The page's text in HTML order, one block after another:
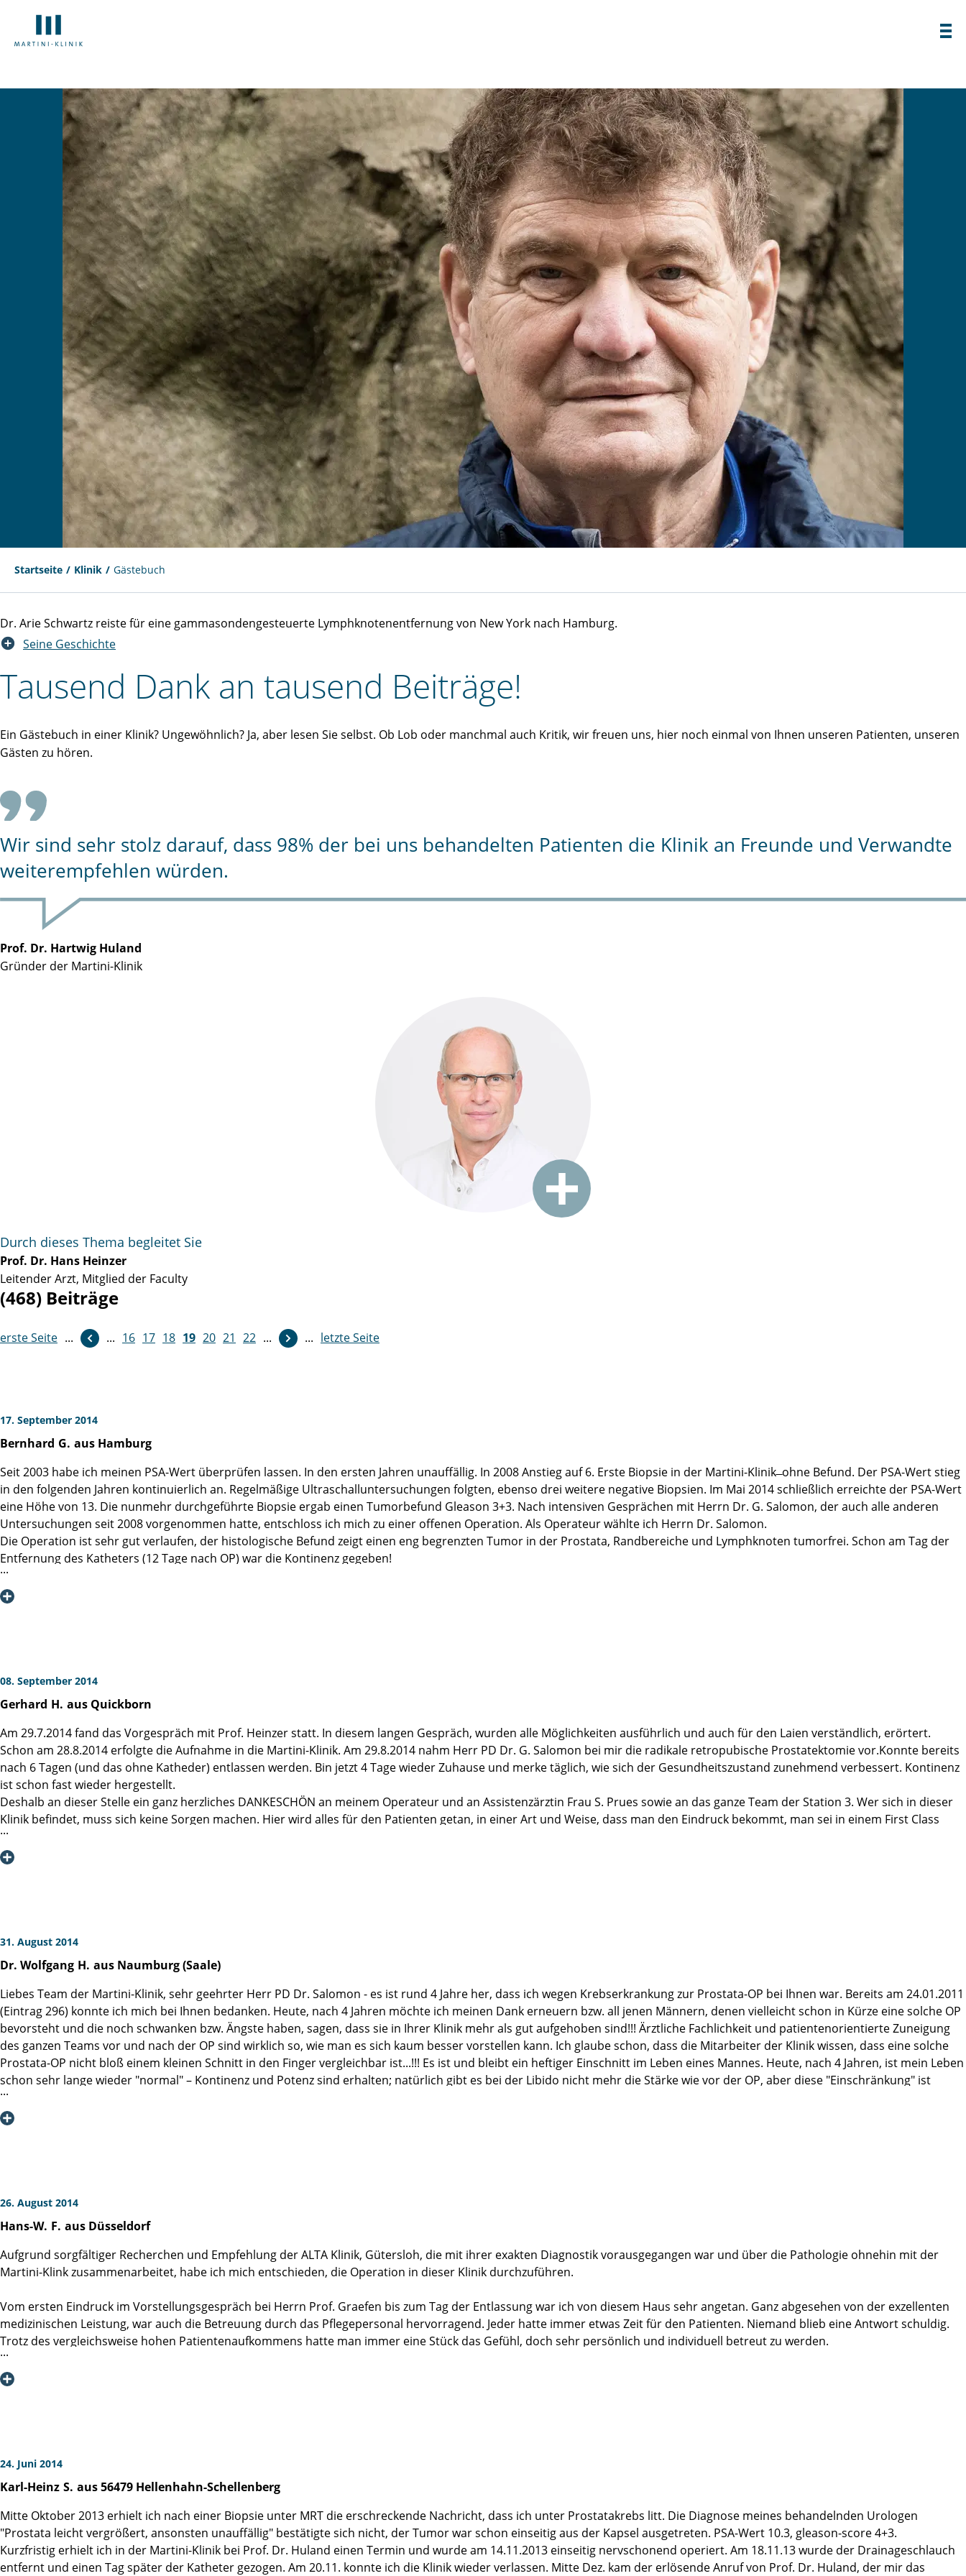
Startseite Klinik Gästebuch
Dr. Arie Schwartz reiste für eine gammasondengesteuerte Lymphknotenentfernung von New York nach Hamburg.
Seine Geschichte
Tausend Dank an tausend Beiträge!
Ein Gästebuch in einer Klinik? Ungewöhnlich? Ja, aber lesen Sie selbst. Ob Lob oder manchmal auch Kritik, wir freuen uns, hier noch einmal von Ihnen unseren Patienten, unseren
Gästen zu hören.
Wir sind sehr stolz darauf, dass 98% der bei uns behandelten Patienten die Klinik an Freunde und Verwandte
weiterempfehlen würden.
Prof. Dr. Hartwig Huland
Gründer der Martini-Klinik
Durch dieses Thema begleitet Sie
Prof. Dr. Hans Heinzer
Leitender Arzt, Mitglied der Faculty
(468) Beiträge
erste Seite ... ... 16 17 18 19 20 21 22 ...
weiter ... letzte Seite
17. September 2014
Bernhard G. aus Hamburg
Seit 2003 habe ich meinen PSA-Wert überprüfen lassen. In den ersten Jahren unauffällig. In 2008 Anstieg auf 6. Erste Biopsie in der Martini-Klinik ̶ ohne Befund. Der PSA-Wert stieg
in den folgenden Jahren kontinuierlich an. Regelmäßige Ultraschalluntersuchungen folgten, ebenso drei weitere negative Biopsien. Im Mai 2014 schließlich erreichte der PSA-Wert
eine Höhe von 13. Die nunmehr durchgeführte Biopsie ergab einen Tumorbefund Gleason 3+3. Nach intensiven Gesprächen mit Herrn Dr. G. Salomon, der auch alle anderen
Untersuchungen seit 2008 vorgenommen hatte, entschloss ich mich zu einer offenen Operation. Als Operateur wählte ich Herrn Dr. Salomon.
Die Operation ist sehr gut verlaufen, der histologische Befund zeigt einen eng begrenzten Tumor in der Prostata, Randbereiche und Lymphknoten tumorfrei. Schon am Tag der
Entfernung des Katheters (12 Tage nach OP) war die Kontinenz gegeben!
Endlich fühle ich mich frei von Ängsten und sehe positiv in die Zukunft. Ich bin Herrn Dr. Salomon und den anderen Ärzten unendlich dankbar für die hervorragende Arbeit.
Dankbar bin ich auch dafür, dass der PSA-Wert und seine Entwicklung in all den Jahren ernst genommen wurde ̶ wie hätte sonst der Tumor rechtzeitig entdeckt werden können!
08. September 2014
Gerhard H. aus Quickborn
Am 29.7.2014 fand das Vorgespräch mit Prof. Heinzer statt. In diesem langen Gespräch, wurden alle Möglichkeiten ausführlich und auch für den Laien verständlich, erörtert.
Schon am 28.8.2014 erfolgte die Aufnahme in die Martini-Klinik. Am 29.8.2014 nahm Herr PD Dr. G. Salomon bei mir die radikale retropubische Prostatektomie vor.Konnte bereits
nach 6 Tagen (und das ohne Katheder) entlassen werden. Bin jetzt 4 Tage wieder Zuhause und merke täglich, wie sich der Gesundheitszustand zunehmend verbessert. Kontinenz
ist schon fast wieder hergestellt.
Deshalb an dieser Stelle ein ganz herzliches DANKESCHÖN an meinem Operateur und an Assistenzärztin Frau S. Prues sowie an das ganze Team der Station 3. Wer sich in dieser
Klinik befindet, muss sich keine Sorgen machen. Hier wird alles für den Patienten getan, in einer Art und Weise, dass man den Eindruck bekommt, man sei in einem First Class
Hotel. Unfreundlichkeit gibt's hier nicht . Und wer es nicht glaubt, ab 17 Uhr ist sogar ein Gläschen Wein oder Bier erlaubt.
Zusammenfassend sei gesagt: Wer dieses Leiden hat, sollte in die Martini-Klinik gehen. Ich werde sie uneingeschränkt jedem weiterempfehlen.
31. August 2014
Dr. Wolfgang H. aus Naumburg (Saale)
Liebes Team der Martini-Klinik, sehr geehrter Herr PD Dr. Salomon - es ist rund 4 Jahre her, dass ich wegen Krebserkrankung zur Prostata-OP bei Ihnen war. Bereits am 24.01.2011
(Eintrag 296) konnte ich mich bei Ihnen bedanken. Heute, nach 4 Jahren möchte ich meinen Dank erneuern bzw. all jenen Männern, denen vielleicht schon in Kürze eine solche OP
bevorsteht und die noch schwanken bzw. Ängste haben, sagen, dass sie in Ihrer Klinik mehr als gut aufgehoben sind!!! Ärztliche Fachlichkeit und patientenorientierte Zuneigung
des ganzen Teams vor und nach der OP sind wirklich so, wie man es sich kaum besser vorstellen kann. Ich glaube schon, dass die Mitarbeiter der Klinik wissen, dass eine solche
Prostata-OP nicht bloß einem kleinen Schnitt in den Finger vergleichbar ist...!!! Es ist und bleibt ein heftiger Einschnitt im Leben eines Mannes. Heute, nach 4 Jahren, ist mein Leben
schon sehr lange wieder "normal" – Kontinenz und Potenz sind erhalten; natürlich gibt es bei der Libido nicht mehr die Stärke wie vor der OP, aber diese "Einschränkung" ist
minimal und lässt sich außerdem medikamentös behandeln, wenn man möchte. Ein ganz befreiendes Gefühl ist es, wenn man weiß, dass man nicht mehr auf einem Pulverfass
sitzt, welches jeden Moment explodieren könnte (z.B. Metastasen). Also – was letztlich bleibt, ist große Dankbarkeit an jene Mediziner, die es mir ermöglicht haben, trotz totaler
26. August 2014
Hans-W. F. aus Düsseldorf
Aufgrund sorgfältiger Recherchen und Empfehlung der ALTA Klinik, Gütersloh, die mit ihrer exakten Diagnostik vorausgegangen war und über die Pathologie ohnehin mit der
Martini-Klink zusammenarbeitet, habe ich mich entschieden, die Operation in dieser Klinik durchzuführen.
Vom ersten Eindruck im Vorstellungsgespräch bei Herrn Prof. Graefen bis zum Tag der Entlassung war ich von diesem Haus sehr angetan. Ganz abgesehen von der exzellenten
medizinischen Leistung, war auch die Betreuung durch das Pflegepersonal hervorragend. Jeder hatte immer etwas Zeit für den Patienten. Niemand blieb eine Antwort schuldig.
Trotz des vergleichsweise hohen Patientenaufkommens hatte man immer eine Stück das Gefühl, doch sehr persönlich und individuell betreut zu werden.
Zwei Wochen nach meiner Operation fühle ich mich gesundheitlich schon wieder sehr wohl. Inkontinenz hat es bei mir vom ersten Tag nach dem Ziehen des Katheters schon
24. Juni 2014
Karl-Heinz S. aus 56479 Hellenhahn-Schellenberg
Mitte Oktober 2013 erhielt ich nach einer Biopsie unter MRT die erschreckende Nachricht, dass ich unter Prostatakrebs litt. Die Diagnose meines behandelnden Urologen
"Prostata leicht vergrößert, ansonsten unauffällig" bestätigte sich nicht, der Tumor war schon einseitig aus der Kapsel ausgetreten. PSA-Wert 10.3, gleason-score 4+3.
Kurzfristig erhielt ich in der Martini-Klinik bei Prof. Dr. Huland einen Termin und wurde am 14.11.2013 einseitig nervschonend operiert. Am 18.11.13 wurde der Drainageschlauch
entfernt und einen Tag später der Katheter gezogen. Am 20.11. konnte ich die Klinik wieder verlassen. Mitte Dez. kam der erlösende Anruf von Prof. Dr. Huland, der mir das